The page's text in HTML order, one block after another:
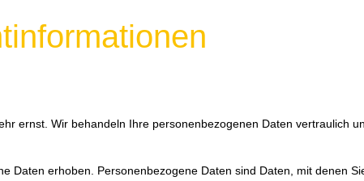
ernst. Wir behandeln Ihre personenbezogenen Daten vertraulich
Daten erhoben. Personenbezogene Daten sind Daten, mit denen